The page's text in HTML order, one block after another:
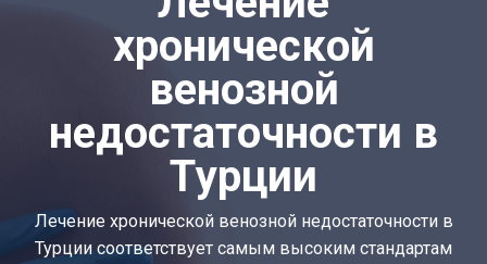
хронической
венозной
недостаточности в
Турции
Лечение хронической венозной недостаточности в
Турции соответствует самым высоким стандартам